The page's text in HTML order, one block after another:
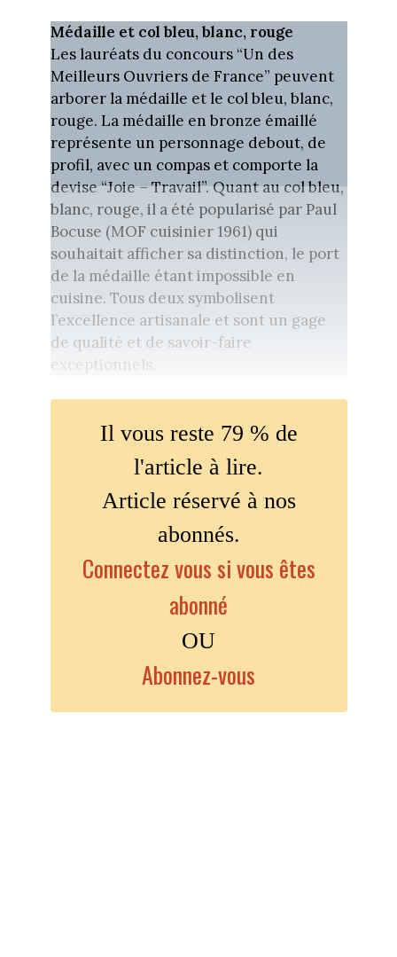
Médaille et col bleu, blanc, rouge
Les lauréats du concours “Un des
Meilleurs Ouvriers de France” peuvent
arborer la médaille et le col bleu, blanc,
rouge. La médaille en bronze émaillé
représente un personnage debout, de
profil, avec un compas et comporte la
devise “Joie – Travail”. Quant au col bleu,
blanc, rouge, il a été popularisé par Paul
Bocuse (MOF cuisinier 1961) qui
souhaitait afficher sa distinction, le port
de la médaille étant impossible en
cuisine. Tous deux symbolisent
l’excellence artisanale et sont un gage
de qualité et de savoir-faire
exceptionnels.
Il vous reste 79 % de
l'article à lire.
Article réservé à nos
abonnés.
Connectez vous si vous êtes
abonné
OU
Abonnez-vous